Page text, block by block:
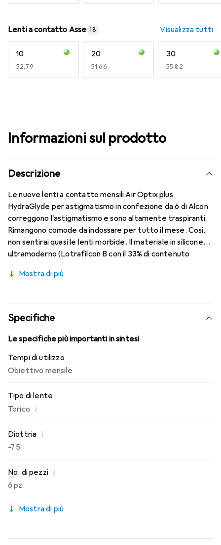
Lenti a contatto Asse 18 Visualizza tutti
10
EUR
52,79
20
EUR
51,66
30
EUR
55,82
Informazioni sul prodotto
Descrizione
Le nuove lenti a contatto mensili Air Optix plus
HydraGlyde per astigmatismo in confezione da 6 di Alcon
correggono l'astigmatismo e sono altamente traspiranti.
Rimangono comode da indossare per tutto il mese. Così,
non sentirai quasi le lenti morbide. Il materiale in silicone
ultramoderno (Lotrafilcon B con il 33% di contenuto
Moisture Matrix e la nota tecnologia SmartShield,
conosci. Un comfort duraturo e senza interruzioni per
tutto il giorno con le lenti mensili.
Mostra di più
Specifiche
Le specifiche più importanti in sintesi
Tempi di utilizzo
Obiettivo mensile
Tipo di lente
Torico i
Diottria i
-7.5
No. di pezzi i
6 pz.
Mostra di più